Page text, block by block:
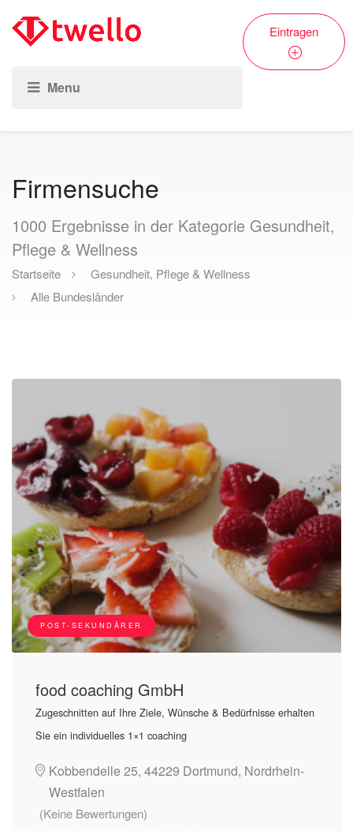
Eintragen
Firmensuche
1000 Ergebnisse in der Kategorie Gesundheit,
Pflege & Wellness
Startseite
Gesundheit, Pflege & Wellness
Alle Bundesländer
POST-SEKUNDÄRER
food coaching GmbH
Zugeschnitten auf Ihre Ziele, Wünsche & Bedürfnisse erhalten
Sie ein individuelles 1×1 coaching
Kobbendelle 25, 44229 Dortmund, Nordrhein-
Westfalen
(Keine Bewertungen)